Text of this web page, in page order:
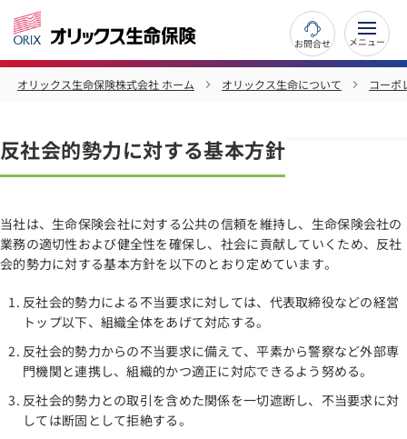
お問合せ
オリックス生命保険株式会社 ホーム オリックス生命について コーポ
反社会的勢力に対する基本方針
当社は、生命保険会社に対する公共の信頼を維持し、生命保険会社の
業務の適切性および健全性を確保し、社会に貢献していくため、反社
会的勢力に対する基本方針を以下のとおり定めています。
反社会的勢力による不当要求に対しては、代表取締役などの経営
トップ以下、組織全体をあげて対応する。
反社会的勢力からの不当要求に備えて、平素から警察など外部専
門機関と連携し、組織的かつ適正に対応できるよう努める。
反社会的勢力との取引を含めた関係を一切遮断し、不当要求に対
しては断固として拒絶する。